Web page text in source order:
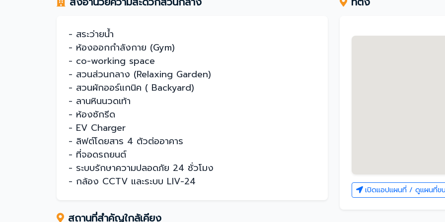
- สระว่ายน้ำ
- ห้องออกกำลังกาย (Gym)
- co-working space
- สวนส่วนกลาง (Relaxing Garden)
- สวนผักออร์แกนิค ( Backyard)
- ลานหินนวดเท้า
- ห้องซักรีด
- EV Charger
- ลิฟต์โดยสาร 4 ตัวต่ออาคาร
- ที่จอดรถยนต์
- ระบบรักษาความปลอดภัย 24 ชั่วโมง
- กล้อง CCTV และระบบ LIV-24
สถานที่สำคัญใกล้เคียง
เปิดแอปแผนที่ / ดูแผนที่ข